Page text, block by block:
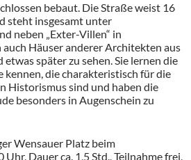
bebaut. Die Straße weist 16
steht insgesamt unter
neben „Exter-Villen“ in
Häuser anderer Architekten aus
später zu sehen. Sie lernen die
kennen, die charakteristisch für die
Historismus sind und haben die
besonders in Augenschein zu
Wensauer Platz beim
Dauer ca. 1,5 Std., Teilnahme frei,